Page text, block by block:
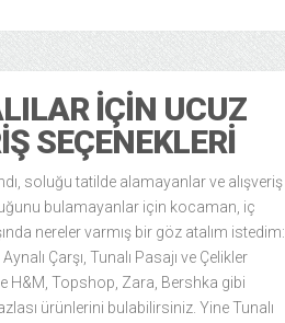
İÇIN UCUZ
SEÇENEKLERI
soluğu tatilde alamayanlar ve alışveriş
bulamayanlar için kocaman, iç
nereler varmış bir göz atalım istedim:
Çarşı, Tunalı Pasajı ve Çelikler
H&M, Topshop, Zara, Bershka gibi
ürünlerini bulabilirsiniz. Yine Tunalı